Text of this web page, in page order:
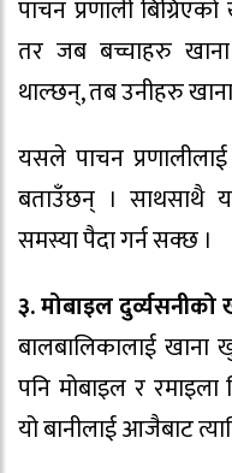
पाचन प्रणाली
तर जब बच्चाहरु
थाल्छन्, तब उनीहरु खाना
यसले पाचन
बताउँछन् । साथसाथै
समस्या पैदा गर्न सक्छ ।
३. मोबाइल दुर्व्यसनीको
बालबालिकालाई
पनि मोबाइल र
यो बानीलाई आजैबाट